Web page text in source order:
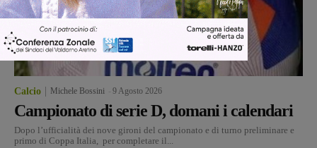
Calcio Michele Bossini 9 Agosto 2026
Campionato di serie D, domani i calendari
Dopo l’ufficialità dei nove gironi del campionato e di turno preliminare e
primo di Coppa Italia, per completare il...